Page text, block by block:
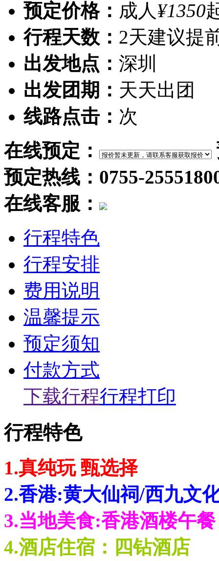
预定价格： 成人 ¥1350
行程天数： 2天建议提
出发地点： 深圳
出发团期： 天天出团
线路点击： 次
在线预定：
预定热线：0755-
在线客服：
行程特色
行程安排
费用说明
温馨提示
预定须知
付款方式
下载行程行程打印
行程特色
1.真纯玩 甄选择
2.香港:黄大仙祠/西九文
3.当地美食:香港酒楼午餐
4.酒店住宿：四钻酒店